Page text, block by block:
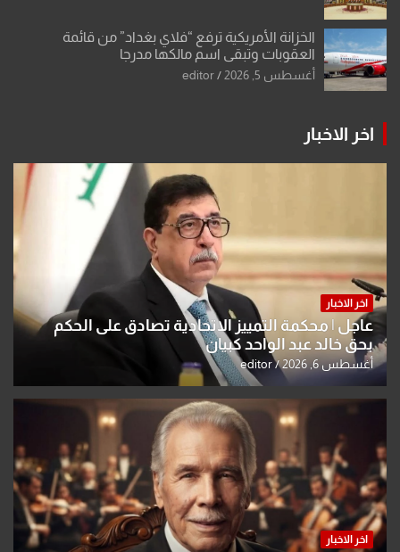
الخزانة الأمريكية ترفع “فلاي بغداد” من قائمة
العقوبات وتبقي اسم مالكها مدرجا
أغسطس 5, 2026 editor
اخر الاخبار
اخر الاخبار
عاجل | محكمة التمييز الاتحادية تصادق على الحكم
بحق خالد عبد الواحد كبيان
أغسطس 6, 2026 editor
اخر الاخبار